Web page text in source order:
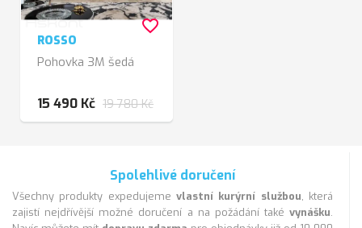
ROSSO
Pohovka 3M šedá
15 490 Kč 19 780 Kč
favorite_border
Spolehlivé doručení
Všechny produkty expedujeme vlastní kurýrní službou, která
zajistí nejdřívější možné doručení a na požádání také vynášku.